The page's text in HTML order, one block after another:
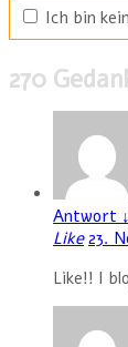
Ich bin
270
Antwort ↓
Like 23.
Like!! I